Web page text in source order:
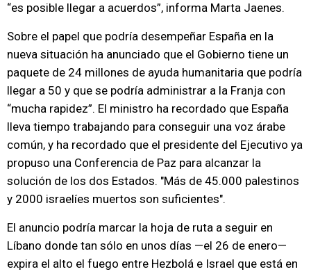
“es posible llegar a acuerdos”, informa Marta Jaenes.
Sobre el papel que podría desempeñar España en la
nueva situación ha anunciado que el Gobierno tiene un
paquete de 24 millones de ayuda humanitaria que podría
llegar a 50 y que se podría administrar a la Franja con
“mucha rapidez”. El ministro ha recordado que España
lleva tiempo trabajando para conseguir una voz árabe
común, y ha recordado que el presidente del Ejecutivo ya
propuso una Conferencia de Paz para alcanzar la
solución de los dos Estados. "Más de 45.000 palestinos
y 2000 israelíes muertos son suficientes".
El anuncio podría marcar la hoja de ruta a seguir en
Líbano donde tan sólo en unos días —el 26 de enero—
expira el alto el fuego entre Hezbolá e Israel que está en